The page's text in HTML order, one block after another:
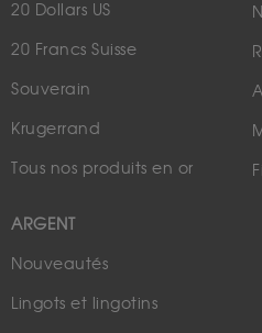
20 Dollars US
20 Francs Suisse
Souverain
Krugerrand
Tous nos produits en or
ARGENT
Nouveautés
Lingots et lingotins